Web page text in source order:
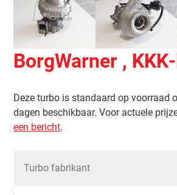
BorgWarner , KKK-
Deze turbo is standaard op voorraad
dagen beschikbaar. Voor actuele
een bericht.
Turbo fabrikant